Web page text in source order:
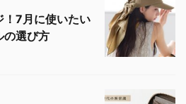
！7月に使いたい
の選び方